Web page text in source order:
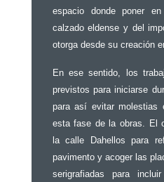
espacio donde poner
calzado eldense y del
otorga desde su creación
En ese sentido, los
previstos para iniciarse
para así evitar molestias
esta fase de la obras. El
la calle Dahellos para
pavimento y acoger las
serigrafiadas para